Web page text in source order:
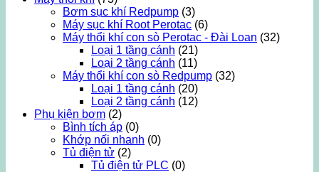
Bơm sục khí Redpump (3)
Máy sục khí Root Perotac (6)
Máy thổi khí con sò Perotac - Đài Loan (32)
Loại 1 tầng cánh (21)
Loại 2 tầng cánh (11)
Máy thổi khí con sò Redpump (32)
Loại 1 tầng cánh (20)
Loại 2 tầng cánh (12)
Phụ kiện bơm (2)
Bình tích áp (0)
Khớp nối nhanh (0)
Tủ điện tử (2)
Tủ điện tử PLC (0)